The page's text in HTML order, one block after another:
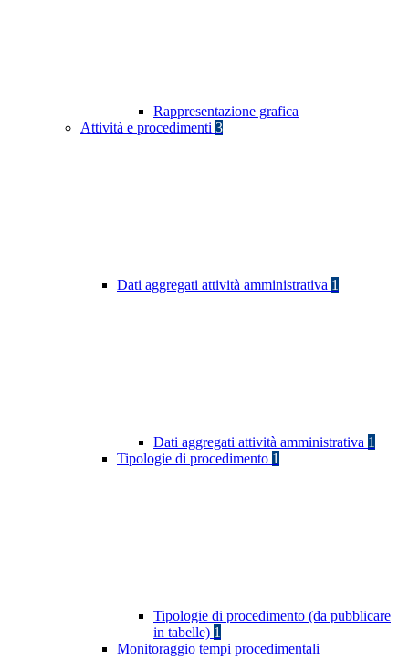
Rappresentazione grafica
Attività e procedimenti 3
Dati aggregati attività amministrativa 1
Dati aggregati attività amministrativa 1
Tipologie di procedimento 1
Tipologie di procedimento (da pubblicare
in tabelle) 1
Monitoraggio tempi procedimentali